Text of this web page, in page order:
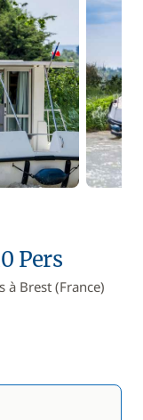
Pers
à Brest (France)